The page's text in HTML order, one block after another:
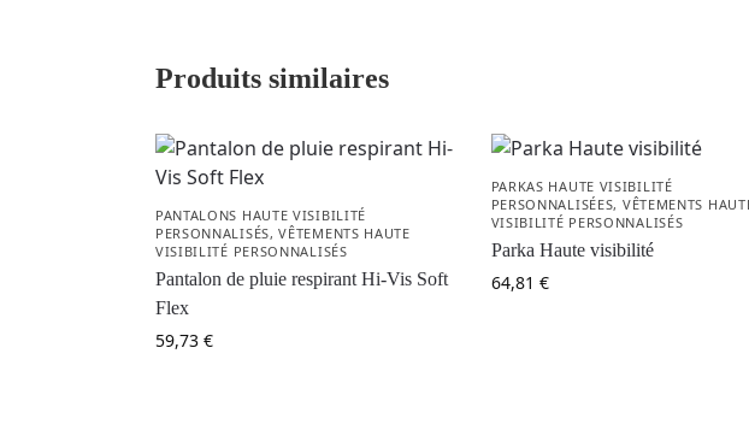
Produits similaires
PANTALONS HAUTE VISIBILITÉ
PERSONNALISÉS,VÊTEMENTS HAUTE
VISIBILITÉ PERSONNALISÉS
Pantalon de pluie respirant Hi-Vis Soft
Flex
59,73 €
PARKAS HAUTE VISIBILITÉ
PERSONNALISÉES, VÊTEMENTS
VISIBILITÉ PERSONNALISÉS
Parka Haute visibilité
64,81 €